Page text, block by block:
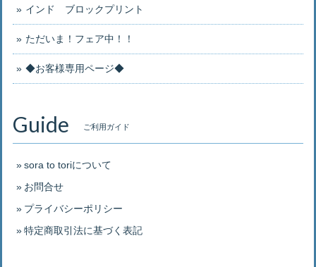
インド ブロックプリント
ただいま！フェア中！！
◆お客様専用ページ◆
Guide ご利用ガイド
sora to toriについて
お問合せ
プライバシーポリシー
特定商取引法に基づく表記